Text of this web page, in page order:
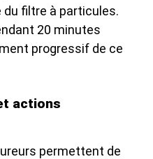
filtre à particules.
20 minutes
progressif de ce
actions
permettent de